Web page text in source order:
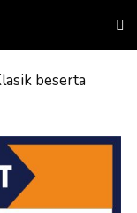
beserta